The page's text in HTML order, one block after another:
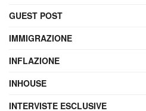
GUEST POST
IMMIGRAZIONE
INFLAZIONE
INHOUSE
INTERVISTE ESCLUSIVE